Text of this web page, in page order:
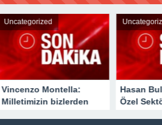
Montella:
bizlerden
Uncategorized
Hasan Bulut:
Özel Sektör